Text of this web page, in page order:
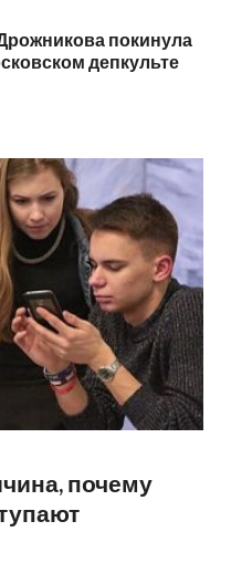
покинула
депкульте
почему